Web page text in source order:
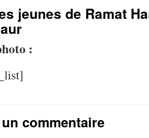
jeunes de Ramat
:
commentaire